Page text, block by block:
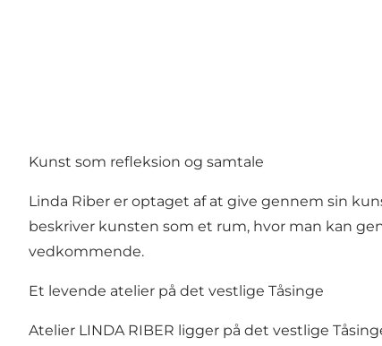
Kunst som refleksion og samtale
Linda Riber er optaget af at give gennem sin
beskriver kunsten som et rum, hvor man kan
vedkommende.
Et levende atelier på det vestlige Tåsinge
Atelier LINDA RIBER ligger på det vestlige